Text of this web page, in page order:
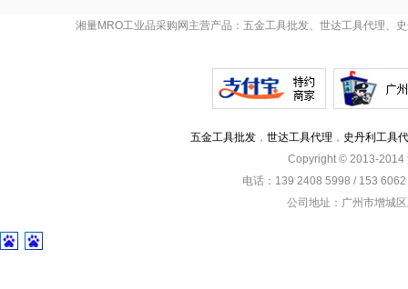
湘量MRO工业品采购网主营产品：五金工具批发、世达工具代理、
五金工具批发 ， 世达工具代理 ， 史丹利工具
Copyright © 2013-2014
电话：139 2408 5998 / 153
公司地址：广州市增城